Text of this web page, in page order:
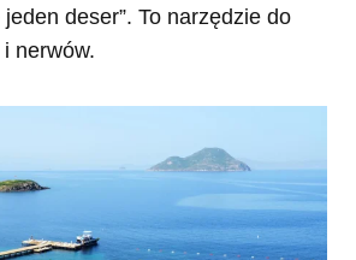
deser”. To narzędzie do
nerwów.